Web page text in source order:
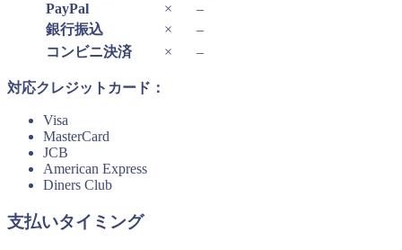
PayPal
×
–
銀行振込
×
–
コンビニ決済
× –
対応クレジットカード：
Visa
MasterCard
JCB
American Express
Diners Club
支払いタイミング